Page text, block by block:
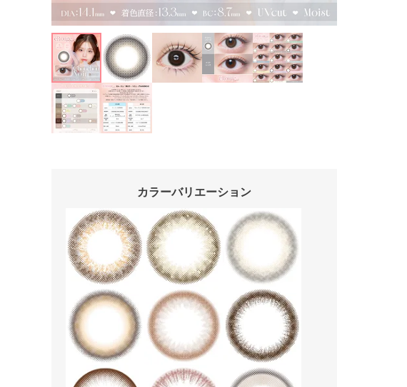
カラーバリエーション